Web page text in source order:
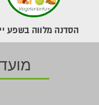
הסדנה מלווה בשפע